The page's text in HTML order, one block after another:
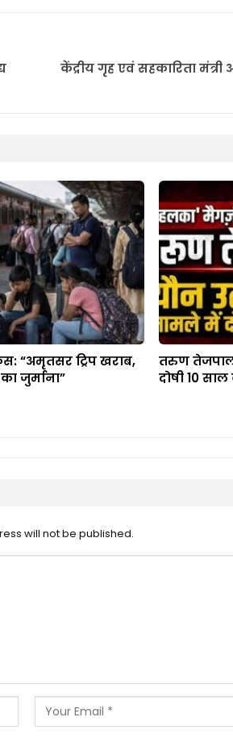
केंद्रीय गृह एवं सहकारिता
“अमृतसर ट्रिप खराब,
जुर्माना”
तरुण तेजपाल
दोषी 10
will not be published.